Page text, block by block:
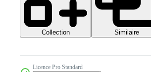
Collection Similaire
Licence Pro Standard